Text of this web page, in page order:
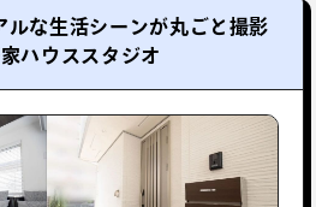
ルな生活シーンが丸ごと撮影
ハウススタジオ